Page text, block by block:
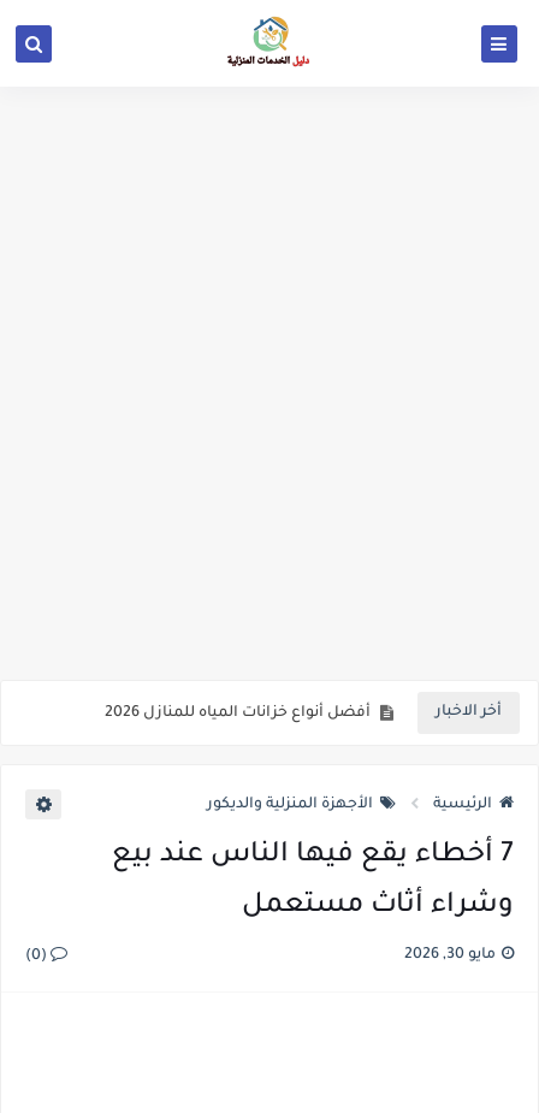
أخر الاخبار أفضل أنواع خزانات المياه للمنازل 2026
الرئيسية الأجهزة المنزلية والديكور
7 أخطاء يقع فيها الناس عند بيع
وشراء أثاث مستعمل
مايو 30, 2026 (0)